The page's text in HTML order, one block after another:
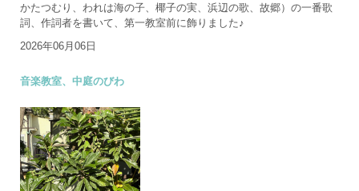
かたつむり、われは海の子、椰子の実、浜辺の歌、故郷）の一番歌
詞、作詞者を書いて、第一教室前に飾りました♪
2026年06月06日
音楽教室、中庭のびわ